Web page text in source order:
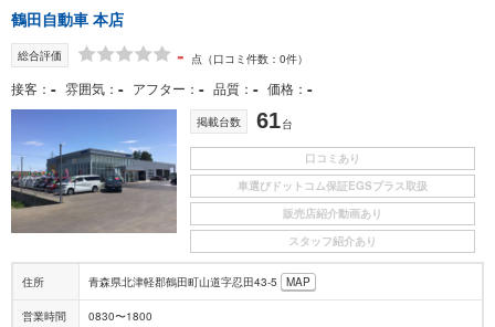
鶴田自動車 本店
総合評価 - 点 （口コミ件数：0件）
接客 - 雰囲気 - アフター - 品質 - 価格 -
掲載台数 61台
口コミあり
車選びドットコム保証EGSプラス取扱
販売店紹介動画あり
スタッフ紹介あり
住所 青森県北津軽郡鶴田町山道字忍田43-5 MAP
営業時間 0830〜1800